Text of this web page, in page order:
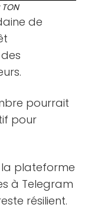
de
pourrait
pour
la plateforme
à Telegram
résilient.